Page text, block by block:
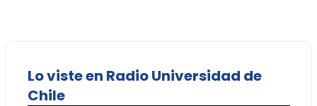
Lo viste en Radio Universidad de
Chile